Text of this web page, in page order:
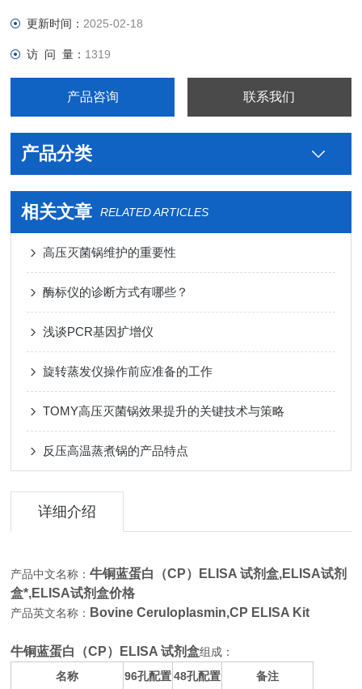
更新时间： 2025-02-18
访 问 量： 1319
产品咨询 联系我们
产品分类
相关文章 RELATED ARTICLES
高压灭菌锅维护的重要性
酶标仪的诊断方式有哪些？
浅谈PCR基因扩增仪
旋转蒸发仪操作前应准备的工作
TOMY高压灭菌锅效果提升的关键技术与策略
反压高温蒸煮锅的产品特点
详细介绍
产品中文名称：牛铜蓝蛋白（CP）ELISA 试剂盒,ELISA试剂
盒*,ELISA试剂盒价格
产品英文名称： Bovine Ceruloplasmin,CP ELISA Kit
牛铜蓝蛋白（CP）ELISA 试剂盒组成：
名称
96孔配置 48孔配置 备注